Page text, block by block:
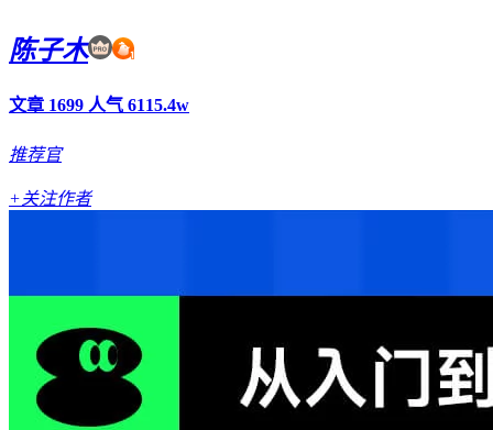
陈子木
文章 1699 人气 6115.4w
推荐官
+关注作者